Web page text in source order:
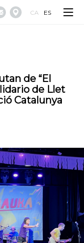
CA ES
de “El
de Llet
Catalunya